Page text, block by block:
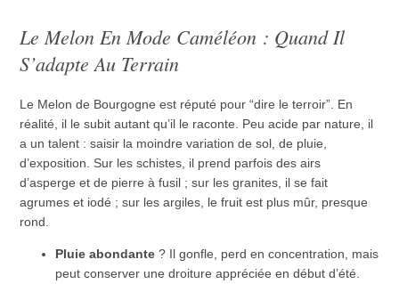
Le Melon En Mode Caméléon : Quand Il
S’adapte Au Terrain
Le Melon de Bourgogne est réputé pour “dire le terroir”. En
réalité, il le subit autant qu’il le raconte. Peu acide par nature, il
a un talent : saisir la moindre variation de sol, de pluie,
d’exposition. Sur les schistes, il prend parfois des airs
d’asperge et de pierre à fusil ; sur les granites, il se fait
agrumes et iodé ; sur les argiles, le fruit est plus mûr, presque
rond.
Pluie abondante ? Il gonfle, perd en concentration, mais
peut conserver une droiture appréciée en début d’été.